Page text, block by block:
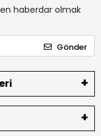
haberdar olmak
Gönder